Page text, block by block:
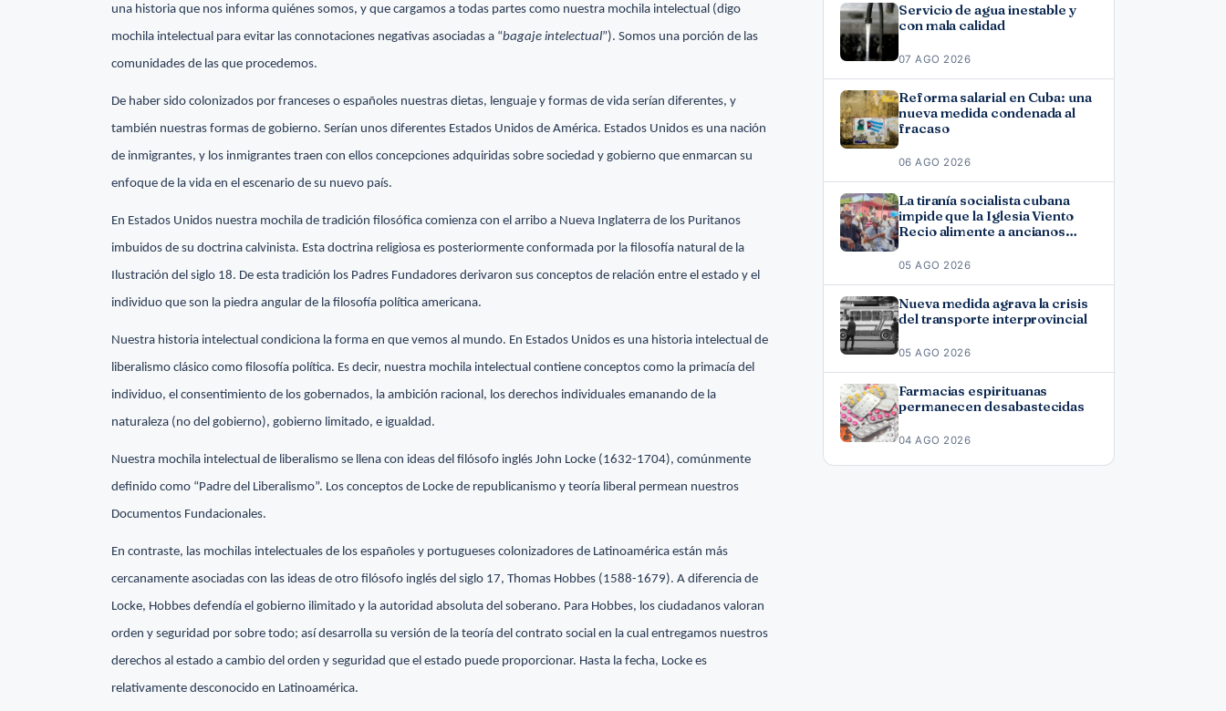
una historia que nos informa quiénes somos, y que cargamos a todas partes como nuestra mochila intelectual (digo
mochila intelectual para evitar las connotaciones negativas asociadas a “bagaje intelectual”). Somos una porción de las
comunidades de las que procedemos.
De haber sido colonizados por franceses o españoles nuestras dietas, lenguaje y formas de vida serían diferentes, y
también nuestras formas de gobierno. Serían unos diferentes Estados Unidos de América. Estados Unidos es una nación
de inmigrantes, y los inmigrantes traen con ellos concepciones adquiridas sobre sociedad y gobierno que enmarcan su
enfoque de la vida en el escenario de su nuevo país.
En Estados Unidos nuestra mochila de tradición filosófica comienza con el arribo a Nueva Inglaterra de los Puritanos
imbuidos de su doctrina calvinista. Esta doctrina religiosa es posteriormente conformada por la filosofía natural de la
Ilustración del siglo 18. De esta tradición los Padres Fundadores derivaron sus conceptos de relación entre el estado y el
individuo que son la piedra angular de la filosofía política americana.
Nuestra historia intelectual condiciona la forma en que vemos al mundo. En Estados Unidos es una historia intelectual de
liberalismo clásico como filosofía política. Es decir, nuestra mochila intelectual contiene conceptos como la primacía del
individuo, el consentimiento de los gobernados, la ambición racional, los derechos individuales emanando de la
naturaleza (no del gobierno), gobierno limitado, e igualdad.
Nuestra mochila intelectual de liberalismo se llena con ideas del filósofo inglés John Locke (1632-1704), comúnmente
definido como “Padre del Liberalismo”. Los conceptos de Locke de republicanismo y teoría liberal permean nuestros
Documentos Fundacionales.
En contraste, las mochilas intelectuales de los españoles y portugueses colonizadores de Latinoamérica están más
cercanamente asociadas con las ideas de otro filósofo inglés del siglo 17, Thomas Hobbes (1588-1679). A diferencia de
Locke, Hobbes defendía el gobierno ilimitado y la autoridad absoluta del soberano. Para Hobbes, los ciudadanos valoran
orden y seguridad por sobre todo; así desarrolla su versión de la teoría del contrato social en la cual entregamos nuestros
derechos al estado a cambio del orden y seguridad que el estado puede proporcionar. Hasta la fecha, Locke es
relativamente desconocido en Latinoamérica.
Servicio de agua inestable y
con mala calidad
07 AGO 2026
Reforma salarial en Cuba: una
nueva medida condenada al
fracaso
06 AGO 2026
La tiranía socialista cubana
impide que la Iglesia Viento
Recio alimente a ancianos
05 AGO 2026
Nueva medida agrava la crisis
del transporte interprovincial
05 AGO 2026
Farmacias espirituanas
permanecen desabastecidas
04 AGO 2026